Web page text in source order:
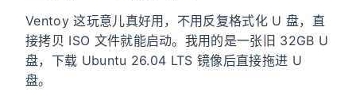
Ventoy 这玩意儿真好用，不用反复格式化 U 盘，直
接拷贝 ISO 文件就能启动。我用的是一张旧 32GB U
盘，下载 Ubuntu 26.04 LTS 镜像后直接拖进 U
盘。